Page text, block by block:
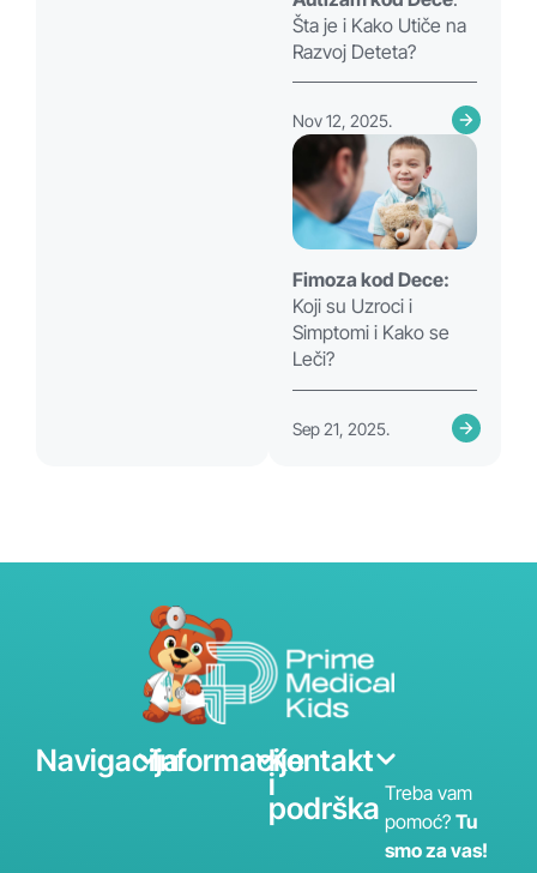
Šta je i Kako Utiče na
Razvoj Deteta?
Nov 12, 2025.
Fimoza kod Dece:
Koji su Uzroci i
Simptomi i Kako se
Leči?
Sep 21, 2025.
NavigacijaInformacijeKontakt
i
podrška Treba vam
pomoć? Tu
smo za vas!